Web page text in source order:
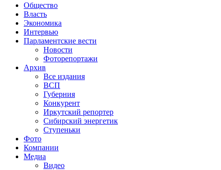
Общество
Власть
Экономика
Интервью
Парламентские вести
Новости
Фоторепортажи
Архив
Все издания
ВСП
Губерния
Конкурент
Иркутский репортер
Сибирский энергетик
Ступеньки
Фото
Компании
Медиа
Видео